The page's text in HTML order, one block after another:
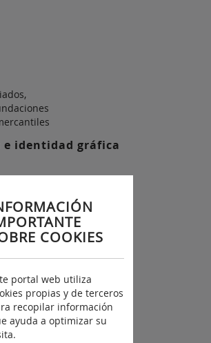
e identidad gráfica
COOKIES
portal web utiliza
propias y de terceros
recopilar información
ayuda a optimizar su